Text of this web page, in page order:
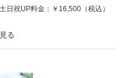
を確認する
土日祝UP料金： ￥16,500 （税込）